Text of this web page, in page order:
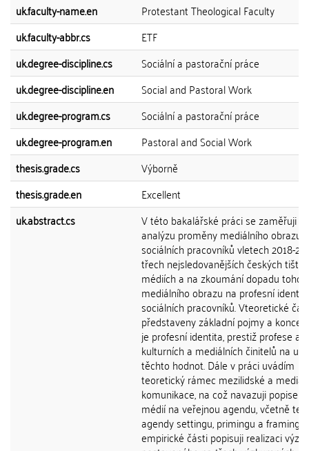
uk.faculty-name.en
Protestant Theological Faculty
uk.faculty-abbr.cs
ETF
uk.degree-discipline.cs
Sociální a pastorační práce
uk.degree-discipline.en
Social and Pastoral Work
uk.degree-program.cs
Sociální a pastorační práce
uk.degree-program.en
Pastoral and Social Work
thesis.grade.cs
Výborně
thesis.grade.en
Excellent
uk.abstract.cs
V této bakalářské práci se zaměřuji
analýzu proměny mediálního obrazu
sociálních pracovníků vletech 2018-
třech nejsledovanějších českých
médiích a na zkoumání dopadu
mediálního obrazu na profesní
sociálních pracovníků. Vteoretické
představeny základní pojmy a
je profesní identita, prestiž profese a
kulturních a mediálních činitelů na
těchto hodnot. Dále v práci uvádím
teoretický rámec mezilidské a
komunikace, na což navazuji
médií na veřejnou agendu, včetně
agendy settingu, primingu a
empirické části popisuji realizaci